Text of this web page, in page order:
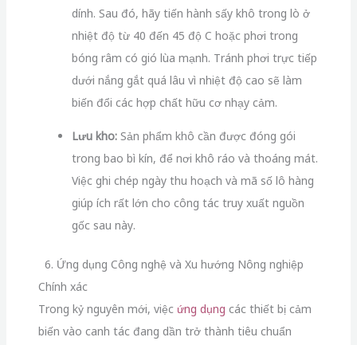
dính. Sau đó, hãy tiến hành sấy khô trong lò ở
nhiệt độ từ 40 đến 45 độ C hoặc phơi trong
bóng râm có gió lùa mạnh. Tránh phơi trực tiếp
dưới nắng gắt quá lâu vì nhiệt độ cao sẽ làm
biến đổi các hợp chất hữu cơ nhạy cảm.
Lưu kho:Sản phẩm khô cần được đóng gói
trong bao bì kín, để nơi khô ráo và thoáng mát.
Việc ghi chép ngày thu hoạch và mã số lô hàng
giúp ích rất lớn cho công tác truy xuất nguồn
gốc sau này.
6. Ứng dụng Công nghệ và Xu hướng Nông nghiệp
Chính xác
Trong kỷ nguyên mới, việc ứng dụng các thiết bị cảm
biến vào canh tác đang dần trở thành tiêu chuẩn